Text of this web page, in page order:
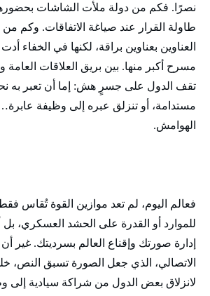
نصرًا. فكم من دولة ملأت الشاشات
طاولة القرار عند صياغة الاتفاقات.
العناوين بعناوين براقة، لكنها في الخفاء
مسرح أكبر منها. بين بريق العلاقات العامة
تقف الدول على جسرٍ هش: إما أن تعبر به
مستدامة، أو تنزلق عبره إلى وظيفة عابرة…
الهوامش.
فعالم اليوم، لم تعد موازين القوة تُقاس
للموارد أو القدرة على الحشد العسكري،
إدارة صورتك وإقناع العالم بسرديتك. غير
الاتصالي، الذي جعل الصورة تسبق النص،
لانزلاق بعض الدول من شراكة سيادية إلى